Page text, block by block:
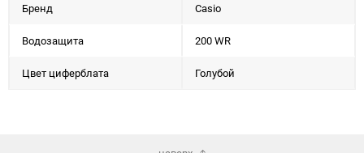
Бренд Casio
Водозащита 200 WR
Цвет циферблата Голубой